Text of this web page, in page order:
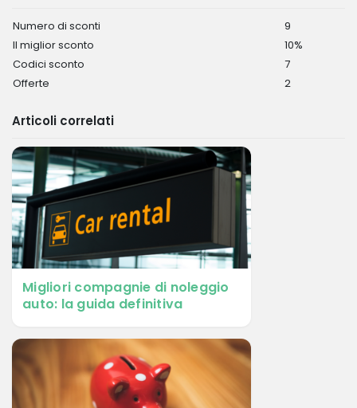
Numero di sconti
9
Il miglior sconto
10%
Codici sconto
7
Offerte
2
Articoli correlati
Migliori compagnie di noleggio
auto: la guida definitiva